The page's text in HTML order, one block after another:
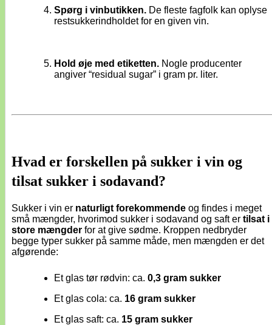
Spørg i vinbutikken. De fleste fagfolk kan oplyse
restsukkerindholdet for en given vin.
Hold øje med etiketten. Nogle producenter
angiver “residual sugar” i gram pr. liter.
Hvad er forskellen på sukker i vin og
tilsat sukker i sodavand?
Sukker i vin er naturligt forekommende og findes i meget
små mængder, hvorimod sukker i sodavand og saft er tilsat i
store mængder for at give sødme. Kroppen nedbryder
begge typer sukker på samme måde, men mængden er det
afgørende:
Et glas tør rødvin: ca. 0,3 gram sukker
Et glas cola: ca. 16 gram sukker
Et glas saft: ca. 15 gram sukker